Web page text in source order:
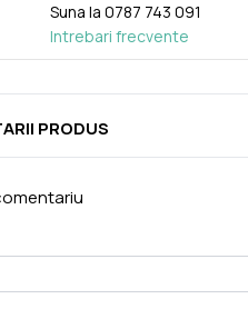
Suna la0787 743 091
Intrebari frecvente
PRODUS